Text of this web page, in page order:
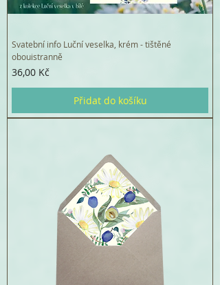
Svatební info Luční veselka, krém - tištěné
obouistranně
Cena
36,00 Kč
Přidat do košíku